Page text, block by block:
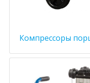
Компрессоры